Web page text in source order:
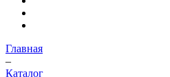
Главная
–
Каталог